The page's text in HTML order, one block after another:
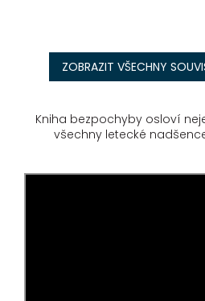
ZOBRAZIT VŠECHNY
Kniha bezpochyby osloví
všechny letecké